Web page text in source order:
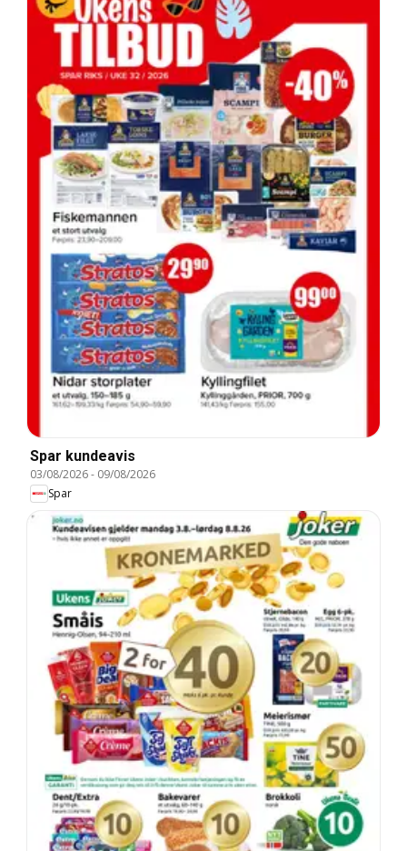
Spar kundeavis
03/08/2026- 09/08/2026
Spar